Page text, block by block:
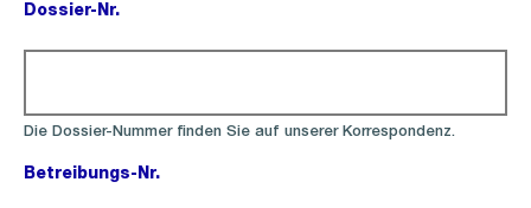
Dossier-Nr.
Die Dossier-Nummer finden Sie auf unserer Korrespondenz.
Betreibungs-Nr.